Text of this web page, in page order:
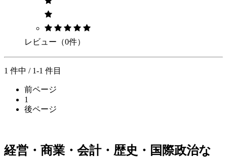
レビュー（0件）
1 件中 / 1-1 件目
前ページ
1
後ページ
経営・商業・会計・歴史・国際政治な